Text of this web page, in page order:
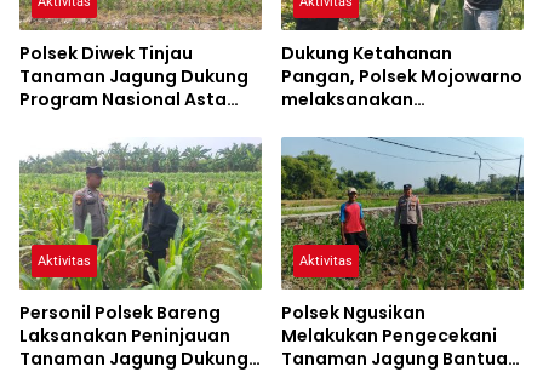
Polsek Diwek Tinjau
Tanaman Jagung Dukung
Program Nasional Asta
Dukung Ketahanan
Pangan, Polsek Mojowarno
melaksanakan
Jagung
Aktivitas
Personil Polsek Bareng
Laksanakan Peninjauan
Tanaman Jagung Dukung
Aktivitas
Polsek Ngusikan
Melakukan Pengecekani
Tanaman Jagung Bantuan